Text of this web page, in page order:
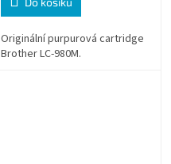
Originální purpurová cartridge
Brother LC-980M.